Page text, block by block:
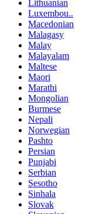
Lithuanian
Luxembou..
Macedonian
Malagasy
Malay
Malayalam
Maltese
Maori
Marathi
Mongolian
Burmese
Nepali
Norwegian
Pashto
Persian
Punjabi
Serbian
Sesotho
Sinhala
Slovak